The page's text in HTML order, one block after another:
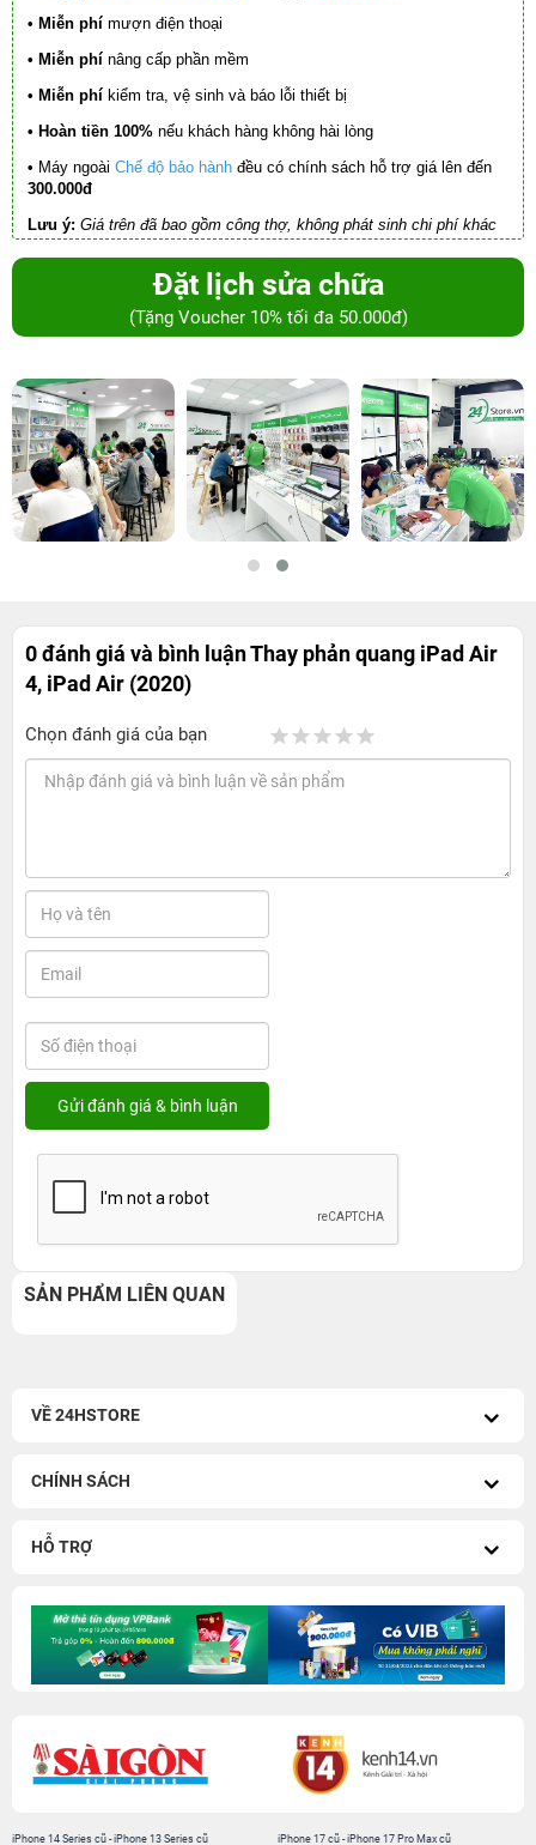
• Miễn phí mượn điện thoại
• Miễn phí nâng cấp phần mềm
• Miễn phí kiểm tra, vệ sinh và báo lỗi thiết bị
• Hoàn tiền 100% nếu khách hàng không hài lòng
• Máy ngoài Chế độ bảo hành đều có chính sách hỗ trợ giá lên đến
300.000đ
Lưu ý: Giá trên đã bao gồm công thợ, không phát sinh chi phí khác
Đặt lịch sửa chữa
(Tặng Voucher 10% tối đa 50.000đ)
0 đánh giá và bình luậnThay phản quang iPad Air
4, iPad Air (2020)
Chọn đánh giá của bạn
SẢN PHẨM LIÊN QUAN
VỀ 24HSTORE
CHÍNH SÁCH
HỖ TRỢ
iPhone 14 Series cũ -iPhone 13 Series cũ
iPhone 17 cũ-iPhone 17 Pro Max cũ